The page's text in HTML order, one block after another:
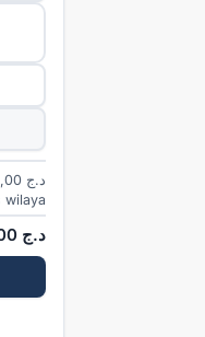
د.ج
wilaya
د.ج